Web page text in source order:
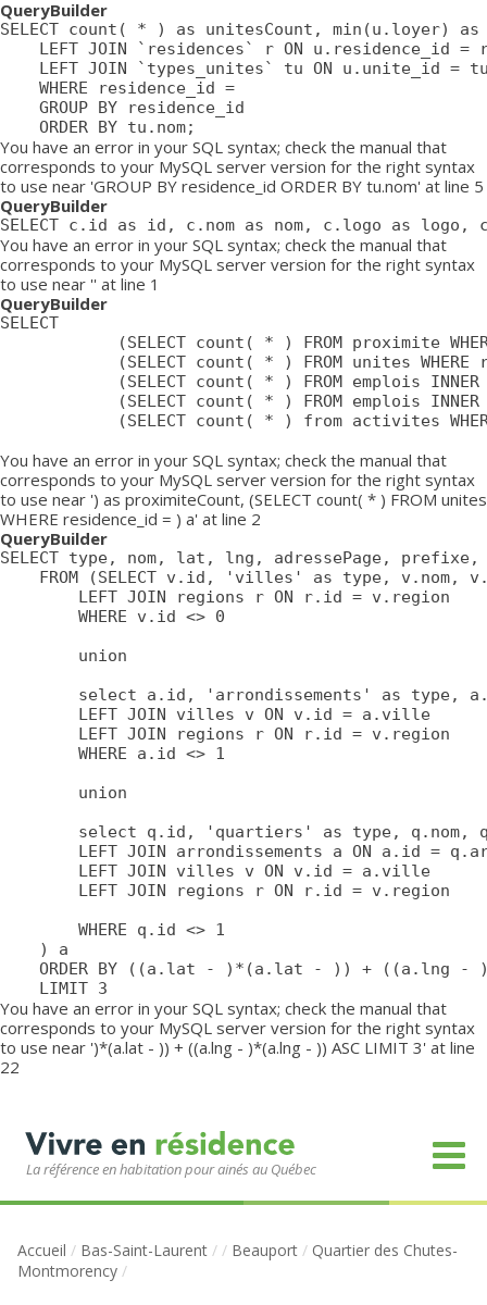
QueryBuilder
SELECT count( * ) as unitesCount, min(u.loyer) as
	ORDER BY tu.nom;
You have an error in your SQL syntax; check the manual that
corresponds to your MySQL server version for the right syntax
to use near 'GROUP BY residence_id ORDER BY tu.nom' at line 5
QueryBuilder
SELECT c.id as id, c.nom as nom, c.logo as
You have an error in your SQL syntax; check the manual that
corresponds to your MySQL server version for the right syntax
to use near '' at line 1
QueryBuilder
SELECT
You have an error in your SQL syntax; check the manual that
corresponds to your MySQL server version for the right syntax
to use near ') as proximiteCount, (SELECT count( * ) FROM unites
WHERE residence_id = ) a' at line 2
QueryBuilder
SELECT type, nom, lat, lng, adressePage, prefixe,
	LIMIT 3
You have an error in your SQL syntax; check the manual that
corresponds to your MySQL server version for the right syntax
to use near ')*(a.lat - )) + ((a.lng - )*(a.lng - )) ASC LIMIT 3' at line
22
La référence en habitation pour ainés au Québec
Accueil / Bas-Saint-Laurent / / Beauport / Quartier des Chutes-
Montmorency /